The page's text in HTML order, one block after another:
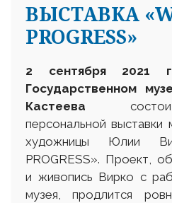
ВЫСТАВКА
PROGRESS»
2 сентября 2021
Государственном
Кастеева
персональной
художницы Юлии
PROGRESS». Проект,
и живопись Вирко с
музея, продлится